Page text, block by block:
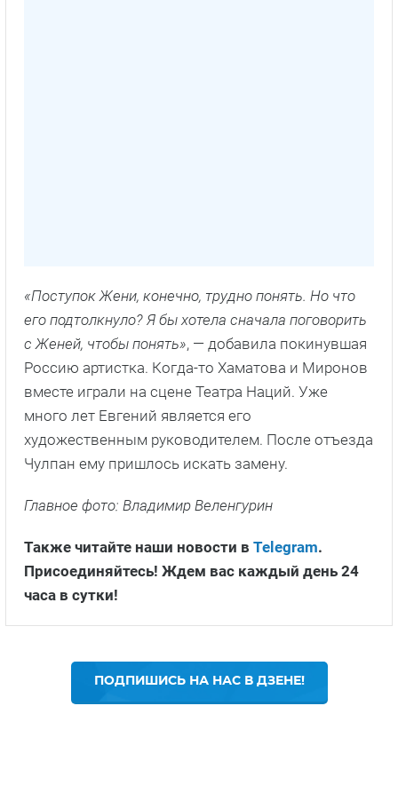
«Поступок Жени, конечно, трудно понять. Но что
его подтолкнуло? Я бы хотела сначала поговорить
с Женей, чтобы понять», — добавила покинувшая
Россию артистка. Когда-то Хаматова и Миронов
вместе играли на сцене Театра Наций. Уже
много лет Евгений является его
художественным руководителем. После отъезда
Чулпан ему пришлось искать замену.
Главное фото: Владимир Веленгурин
Также читайте наши новости в Telegram.
Присоединяйтесь! Ждем вас каждый день 24
часа в сутки!
ПОДПИШИСЬ НА НАС В ДЗЕНЕ!